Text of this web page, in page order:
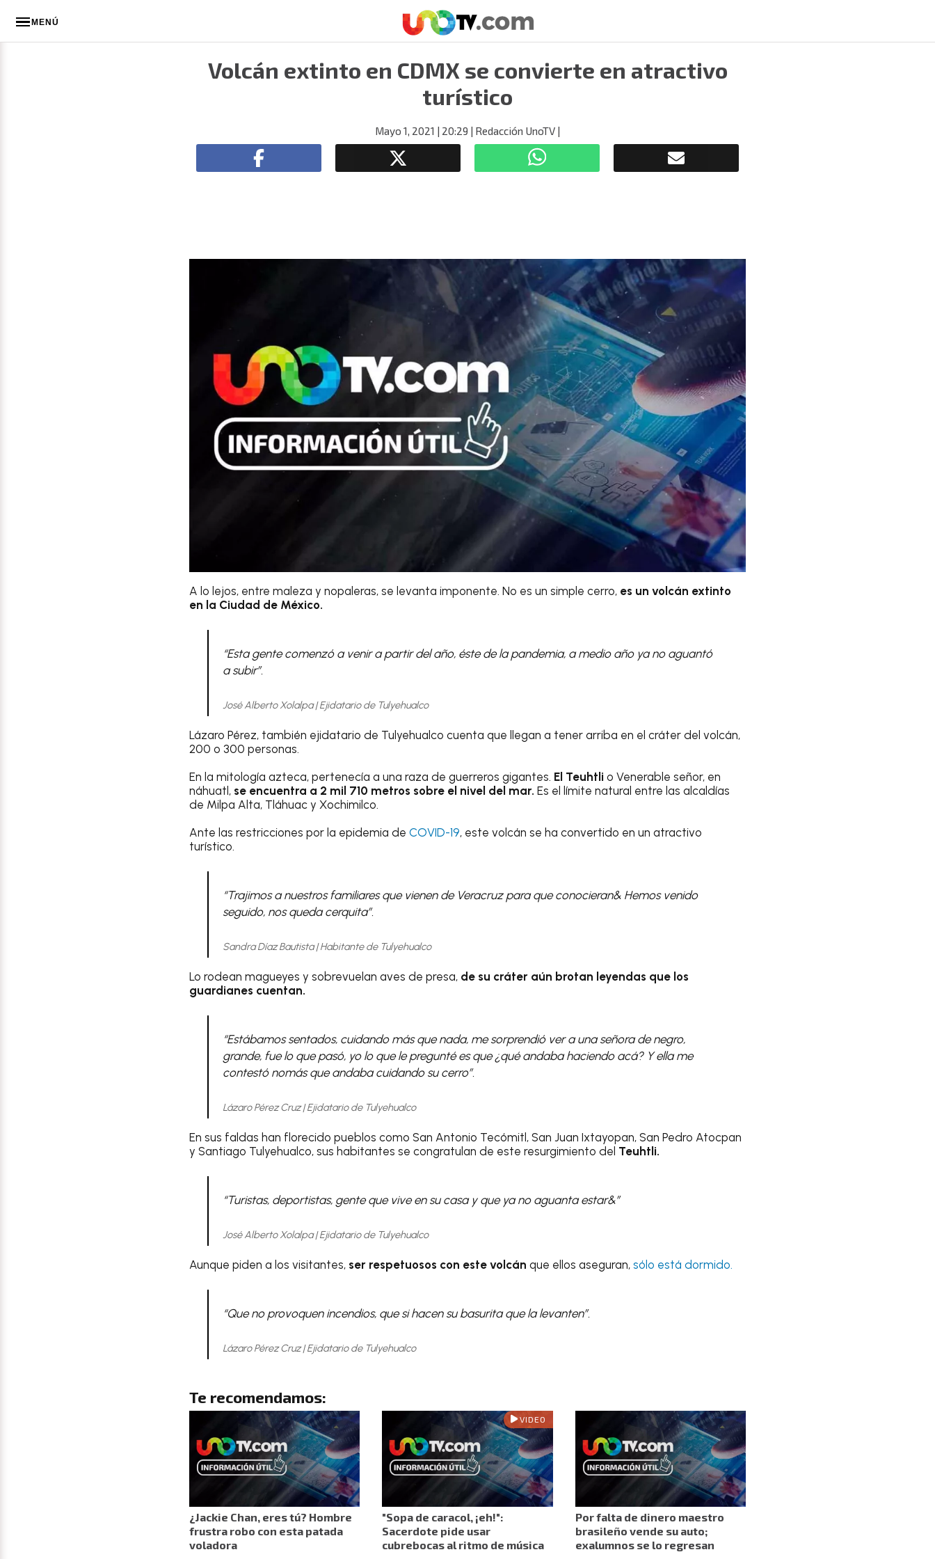
MENÚ
Volcán extinto en CDMX se convierte en atractivo
turístico
Mayo 1, 2021 | 20:29 | Redacción UnoTV |
A lo lejos, entre maleza y nopaleras, se levanta imponente. No es un simple cerro, es un volcán extinto
en la Ciudad de México.
“Esta gente comenzó a venir a partir del año, éste de la pandemia, a medio año ya no aguantó
a subir”.
José Alberto Xolalpa | Ejidatario de Tulyehualco
Lázaro Pérez, también ejidatario de Tulyehualco cuenta que llegan a tener arriba en el cráter del volcán,
200 o 300 personas.
En la mitología azteca, pertenecía a una raza de guerreros gigantes. El Teuhtli o Venerable señor, en
náhuatl, se encuentra a 2 mil 710 metros sobre el nivel del mar. Es el límite natural entre las alcaldías
de Milpa Alta, Tláhuac y Xochimilco.
Ante las restricciones por la epidemia de COVID-19, este volcán se ha convertido en un atractivo
turístico.
“Trajimos a nuestros familiares que vienen de Veracruz para que conocieran& Hemos venido
seguido, nos queda cerquita”.
Sandra Díaz Bautista | Habitante de Tulyehualco
Lo rodean magueyes y sobrevuelan aves de presa, de su cráter aún brotan leyendas que los
guardianes cuentan.
“Estábamos sentados, cuidando más que nada, me sorprendió ver a una señora de negro,
grande, fue lo que pasó, yo lo que le pregunté es que ¿qué andaba haciendo acá? Y ella me
contestó nomás que andaba cuidando su cerro”.
Lázaro Pérez Cruz | Ejidatario de Tulyehualco
En sus faldas han florecido pueblos como San Antonio Tecómitl, San Juan Ixtayopan, San Pedro Atocpan
y Santiago Tulyehualco, sus habitantes se congratulan de este resurgimiento del Teuhtli.
“Turistas, deportistas, gente que vive en su casa y que ya no aguanta estar&”
José Alberto Xolalpa | Ejidatario de Tulyehualco
Aunque piden a los visitantes, ser respetuosos con este volcán que ellos aseguran, sólo está dormido.
“Que no provoquen incendios, que si hacen su basurita que la levanten”.
Lázaro Pérez Cruz | Ejidatario de Tulyehualco
Te recomendamos:
¿Jackie Chan, eres tú? Hombre
frustra robo con esta patada
voladora
VIDEO
"Sopa de caracol, ¡eh!":
Sacerdote pide usar
cubrebocas al ritmo de música
Por falta de dinero maestro
brasileño vende su auto;
exalumnos se lo regresan